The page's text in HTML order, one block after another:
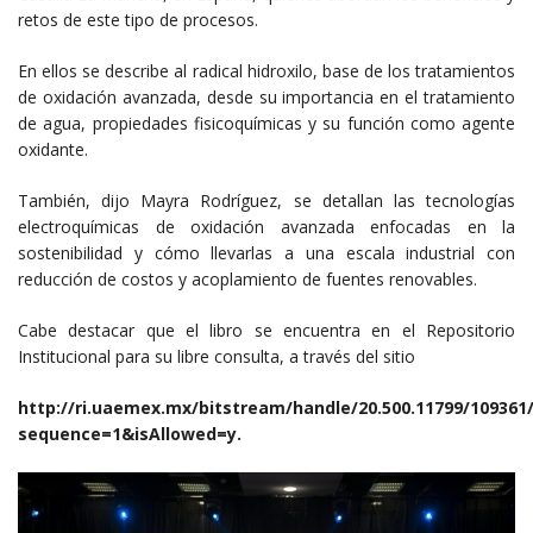
retos de este tipo de procesos.
En ellos se describe al radical hidroxilo, base de los tratamientos
de oxidación avanzada, desde su importancia en el tratamiento
de agua, propiedades fisicoquímicas y su función como agente
oxidante.
También, dijo Mayra Rodríguez, se detallan las tecnologías
electroquímicas de oxidación avanzada enfocadas en la
sostenibilidad y cómo llevarlas a una escala industrial con
reducción de costos y acoplamiento de fuentes renovables.
Cabe destacar que el libro se encuentra en el Repositorio
Institucional para su libre consulta, a través del sitio
http://ri.uaemex.mx/bitstream/handle/20.500.11799/
sequence=1&isAllowed=y.